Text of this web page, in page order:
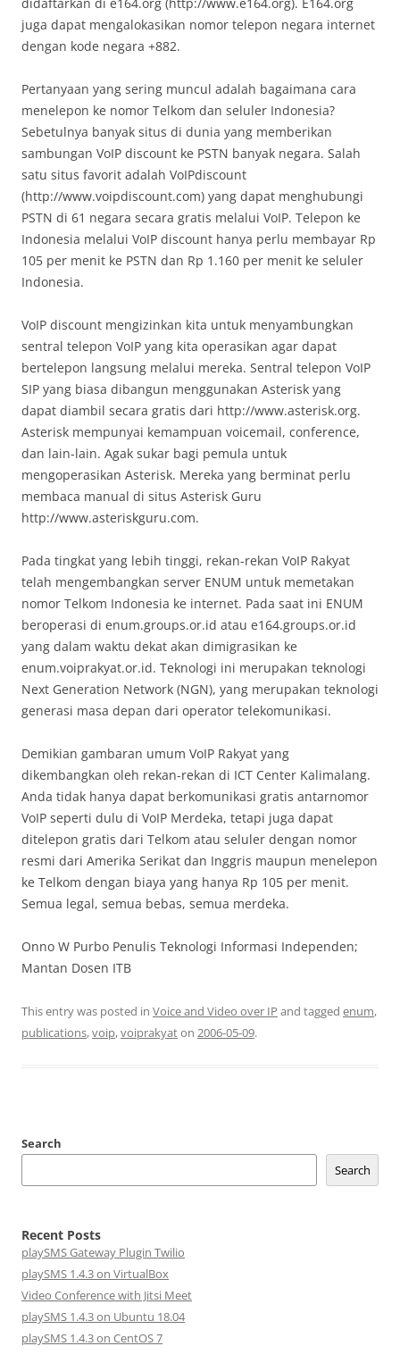
juga dapat mengalokasikan nomor telepon negara internet
dengan kode negara +882.
Pertanyaan yang sering muncul adalah bagaimana cara
menelepon ke nomor Telkom dan seluler Indonesia?
Sebetulnya banyak situs di dunia yang memberikan
sambungan VoIP discount ke PSTN banyak negara. Salah
satu situs favorit adalah VoIPdiscount
(http://www.voipdiscount.com) yang dapat menghubungi
PSTN di 61 negara secara gratis melalui VoIP. Telepon ke
Indonesia melalui VoIP discount hanya perlu membayar Rp
105 per menit ke PSTN dan Rp 1.160 per menit ke seluler
Indonesia.
VoIP discount mengizinkan kita untuk menyambungkan
sentral telepon VoIP yang kita operasikan agar dapat
bertelepon langsung melalui mereka. Sentral telepon VoIP
SIP yang biasa dibangun menggunakan Asterisk yang
dapat diambil secara gratis dari http://www.asterisk.org.
Asterisk mempunyai kemampuan voicemail, conference,
dan lain-lain. Agak sukar bagi pemula untuk
mengoperasikan Asterisk. Mereka yang berminat perlu
membaca manual di situs Asterisk Guru
http://www.asteriskguru.com.
Pada tingkat yang lebih tinggi, rekan-rekan VoIP Rakyat
telah mengembangkan server ENUM untuk memetakan
nomor Telkom Indonesia ke internet. Pada saat ini ENUM
beroperasi di enum.groups.or.id atau e164.groups.or.id
yang dalam waktu dekat akan dimigrasikan ke
enum.voiprakyat.or.id. Teknologi ini merupakan teknologi
Next Generation Network (NGN), yang merupakan teknologi
generasi masa depan dari operator telekomunikasi.
Demikian gambaran umum VoIP Rakyat yang
dikembangkan oleh rekan-rekan di ICT Center Kalimalang.
Anda tidak hanya dapat berkomunikasi gratis antarnomor
VoIP seperti dulu di VoIP Merdeka, tetapi juga dapat
ditelepon gratis dari Telkom atau seluler dengan nomor
resmi dari Amerika Serikat dan Inggris maupun menelepon
ke Telkom dengan biaya yang hanya Rp 105 per menit.
Semua legal, semua bebas, semua merdeka.
Onno W Purbo Penulis Teknologi Informasi Independen;
Mantan Dosen ITB
This entry was posted in Voice and Video over IP and tagged enum,
publications,voip,voiprakyaton 2006-05-09.
Search
Search
Recent Posts
playSMS Gateway Plugin Twilio
playSMS 1.4.3 on VirtualBox
Video Conference with Jitsi Meet
playSMS 1.4.3 on Ubuntu 18.04
playSMS 1.4.3 on CentOS 7